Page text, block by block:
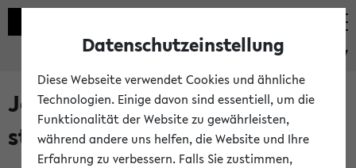
eKVV
Jetzt und in Kürze
stattfindende Veranstaltungen
Datenschutzeinstellung
Diese Webseite verwendet Cookies und ähnliche
Technologien. Einige davon sind essentiell, um die
Funktionalität der Website zu gewährleisten,
während andere uns helfen, die Website und Ihre
Erfahrung zu verbessern. Falls Sie zustimmen,